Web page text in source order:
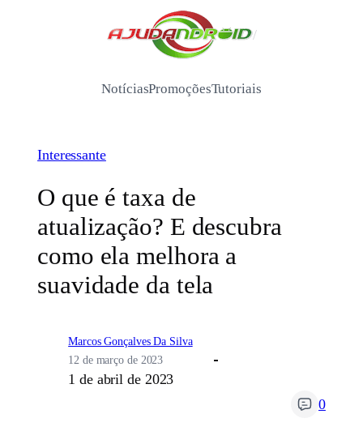
/
NotíciasPromoçõesTutoriais
Interessante
O que é taxa de
atualização? E descubra
como ela melhora a
suavidade da tela
Marcos Gonçalves Da Silva
12 de março de 2023
1 de abril de 2023
0